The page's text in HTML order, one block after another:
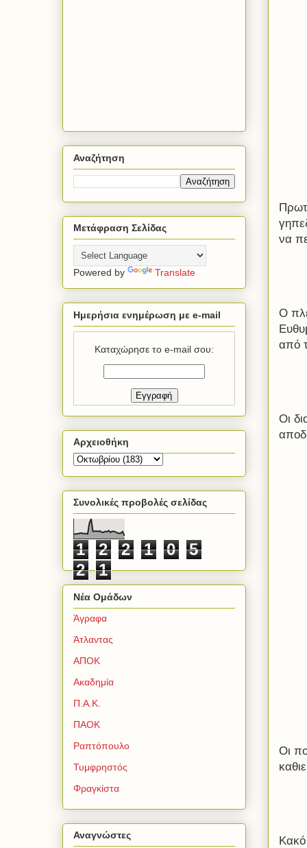
να
Ο
από
Οι
Οι
Αναζήτηση
Μετάφραση Σελίδας
Powered by Translate
Ημερήσια ενημέρωση με e-mail
Καταχώρησε το e-mail σου:
Αρχειοθήκη
Συνολικές προβολές σελίδας
1 2 2 1 0
5
2
1
Νέα Ομάδων
Άγραφα
Άτλαντας
ΑΠΟΚ
Ακαδημία
Π.Α.Κ.
ΠΑΟΚ
Ραπτόπουλο
Τυμφρηστός
Φραγκίστα
Αναγνώστες